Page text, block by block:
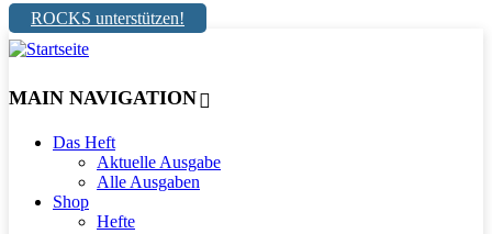
ROCKS unterstützen!
MAIN NAVIGATION
Das Heft
Aktuelle Ausgabe
Alle Ausgaben
Shop
Hefte